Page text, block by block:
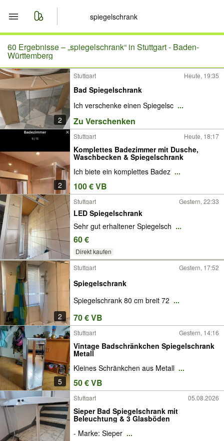
Start
Merkliste
Nachrichten
Anzeige aufgeben
60 Ergebnisse –„spiegelschrank“ in Stuttgart - Baden-
Württemberg
2
Stuttgart Heute, 19:35
Bad Spiegelschrank
Ich verschenke einen Spiegelsc ...
Zu Verschenken
2
Stuttgart Heute, 18:17
Komplettes Badezimmer mit Dusche,
Waschbecken & Spiegelschrank
Ich biete ein komplettes Badez ...
100 € VB
Stuttgart Gestern, 22:33
LED Spiegelschrank
Sehr gut erhaltener Spiegelsch ...
60 €
Direkt kaufen
2
Stuttgart Gestern, 17:52
Spiegelschrank
Spiegelschrank 80 cm breit 72 ...
70 € VB
5
Stuttgart Gestern, 14:16
Vintage Badschränkchen Spiegelschrank
Metall
Kleines Schränkchen aus Metall ...
50 € VB
Stuttgart 05.08.2026
Sieper Bad Spiegelschrank mit
Beleuchtung & 3 Glasböden
- Marke: Sieper ...